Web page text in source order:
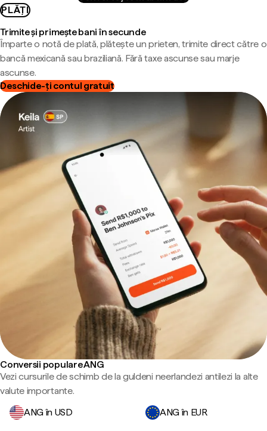
PLĂȚI
Trimite și primește bani în secunde
Împarte o notă de plată, plătește un prieten, trimite direct către o
bancă mexicană sau braziliană. Fără taxe ascunse sau marje
ascunse.
Deschide-ți contul gratuit
Conversii populare ANG
Vezi cursurile de schimb de la guldeni neerlandezi antilezi la alte
valute importante.
ANG în USD
ANG în EUR